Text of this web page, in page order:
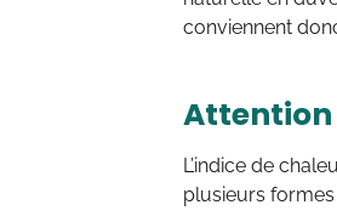
conviennent
Attention
L’indice de
plusieurs formes